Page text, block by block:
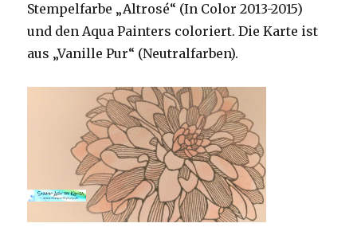
Stempelfarbe „Altrosé“ (In Color 2013-2015)
und den Aqua Painters coloriert. Die Karte ist
aus „Vanille Pur“ (Neutralfarben).